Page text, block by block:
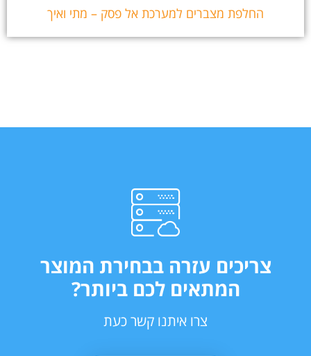
החלפת מצברים למערכת אל פסק – מתי ואיך
צריכים עזרה בבחירת המוצר
המתאים לכם ביותר?
צרו איתנו קשר כעת